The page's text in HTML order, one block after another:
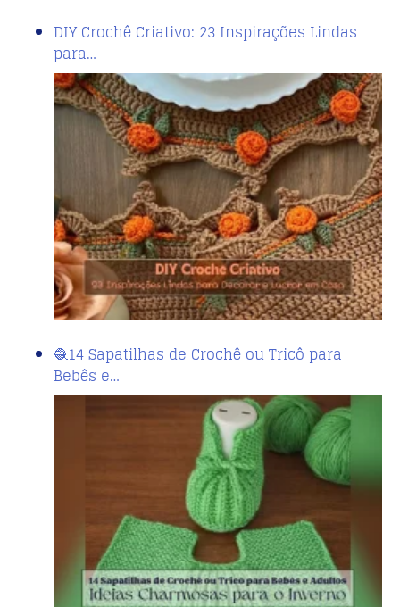
DIY Crochê Criativo: 23 Inspirações Lindas
para…
🧶14 Sapatilhas de Crochê ou Tricô para
Bebês e…